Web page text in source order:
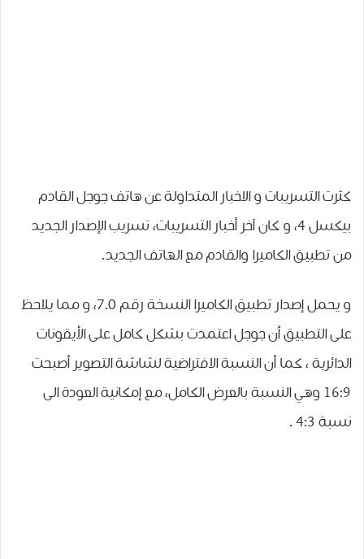
كثرت التسريبات و الاخبار المتداولة عن هاتف جوجل القادم
بيكسل 4، و كان آخر أخبار التسريبات، تسريب ﺍﻹﺻﺪﺍﺭ ﺍﻟﺠﺪﻳﺪ
ﻣﻦ ﺗﻄﺒﻴﻖ ﺍﻟﻜﺎﻣﻴﺮﺍ ﻭﺍﻟﻘﺎﺩﻡ ﻣﻊ ﺍﻟﻬﺎﺗﻒ الجديد.
و يحمل إصدار تطبيق الكاميرا النسخة رقم 7.0، و مما يلاحظ
على التطبيق ﺃﻥ ﺟﻮﺟﻞ ﺍﻋﺘﻤﺪﺕ ﺑﺸﻜﻞ ﻛﺎﻣﻞ ﻋﻠﻰ ﺍﻷﻳﻘﻮﻧﺎﺕ
ﺍﻟﺪﺍﺋﺮﻳﺔ ، كما أن ﺍﻟﻨﺴﺒﺔ ﺍﻻﻓﺘﺮﺍﺿﻴﺔ ﻟﺸﺎﺷﺔ ﺍﻟﺘﺼﻮﻳﺮ ﺃﺻﺒﺤﺖ
16:9 ﻭﻫﻲ ﺍﻟﻨﺴﺒﺔ ﺑﺎﻟﻌﺮﺽ ﺍﻟﻜﺎﻣﻞ، مع إمكانية ﺍﻟﻌﻮﺩﺓ الى
نسبة 4:3 .